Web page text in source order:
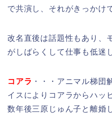
で共演し、それがきっかけ
改名直後は話題性もあり、
がしばらくして仕事も低迷
コアラ ・・・アニマル梯団
イスによりコアラからハッ
数年後三原じゅん子と離婚